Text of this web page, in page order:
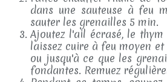
dans une sauteuse à feu
sauter les grenailles 5 min.
Ajoutez l'ail écrasé, le thym
laissez cuire à feu moyen
ou jusqu'à ce que les
fondantes. Remuez